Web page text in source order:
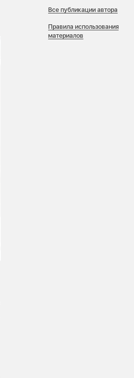
Все публикации автора
Правила использования
материалов